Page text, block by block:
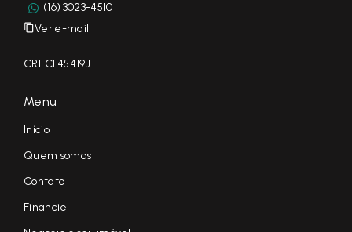
(16) 3023-4510
Ver e-mail
CRECI 45419J
Menu
Início
Quem somos
Contato
Financie